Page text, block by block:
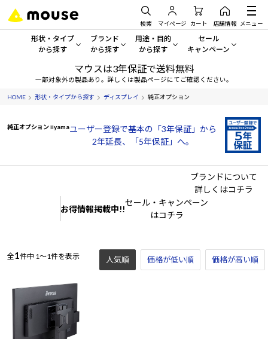
検索 マイページ カート 店舗情報 メニュー
形状・タイプ
から探す
形状・タイプから探す をすべてみる
デスクトップPC
ノートPC
ブランド
から探す
mouse
G TUNE
NEXTGEAR
用途・目的
から探す
一般向けパソコン
ゲーミングPC・ゲーム向けパソコン
クリエイティブ向け
学習向けパソコン
スペック/パーツ別
セール
キャンペーン
セール・キャンペー
アウトレットパソコン
すべて新品の旧モデル製品
おすすめ目玉パソコン
今イチオシのパソコンをピ
マウスは3年保証で送料無料
一部対象外の製品あり。詳しくは製品ページにてご確認ください。
HOME 形状・タイプから探す ディスプレイ 純正オプション
純正オプション iiyamaユーザー登録で基本の「3年保証」から
2年延長、「5年保証」へ。
ブランドについて
詳しくはコチラ
お得情報掲載中!!
セール・キャンペーン
はコチラ
全1 件中 1～1件を表示 人気順 価格が低い順 価格が高い順